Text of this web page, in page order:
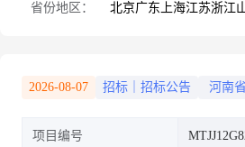
省份地区： 北京广东 上海江苏浙江
2026-08-07 招标｜招标公告 河南省
项目编号